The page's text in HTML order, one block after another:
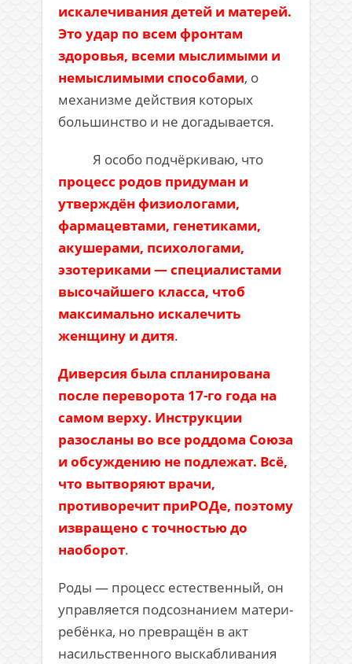
искалечивания детей и матерей.
Это удар по всем фронтам
здоровья, всеми мыслимыми и
немыслимыми способами, о
механизме действия которых
большинство и не догадывается.
Я особо подчёркиваю, что
процесс родов придуман и
утверждён физиологами,
фармацевтами, генетиками,
акушерами, психологами,
эзотериками — специалистами
высочайшего класса, чтоб
максимально искалечить
женщину и дитя.
Диверсия была спланирована
после переворота 17-го года на
самом верху. Инструкции
разосланы во все роддома Союза
и обсуждению не подлежат. Всё,
что вытворяют врачи,
противоречит приРОДе, поэтому
извращено с точностью до
наоборот.
Роды — процесс естественный, он
управляется подсознанием матери-
ребёнка, но превращён в акт
насильственного выскабливания